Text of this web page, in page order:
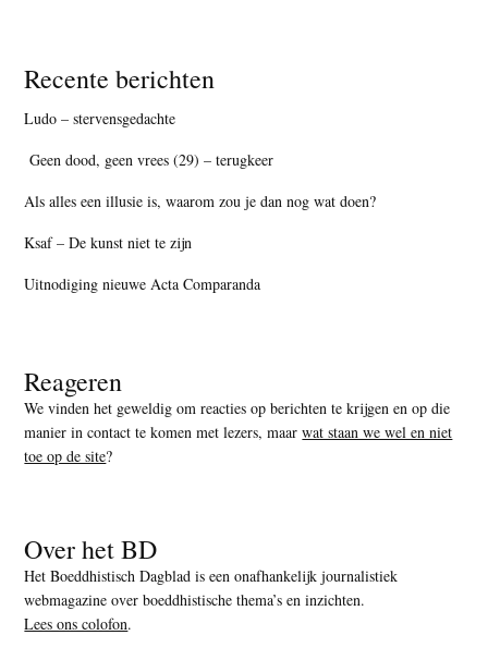
Recente berichten
Ludo – stervensgedachte
Geen dood, geen vrees (29) – terugkeer
Als alles een illusie is, waarom zou je dan nog wat doen?
Ksaf – De kunst niet te zijn
Uitnodiging nieuwe Acta Comparanda
Reageren
We vinden het geweldig om reacties op berichten te krijgen en op die
manier in contact te komen met lezers, maarwat staan we wel en niet
toe op de site?
Over het BD
Het Boeddhistisch Dagblad is een onafhankelijk journalistiek
webmagazine over boeddhistische thema’s en inzichten.
Lees ons colofon.